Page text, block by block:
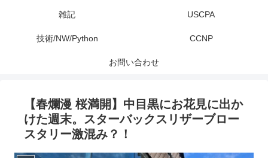
雑記 USCPA
技術/NW/Python CCNP
お問い合わせ
【春爛漫 桜満開】中目黒にお花見に出か
けた週末。スターバックスリザーブロー
スタリー激混み？！